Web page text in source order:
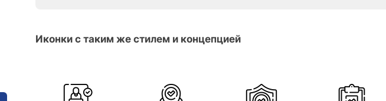
Иконки с таким же стилем и концепцией